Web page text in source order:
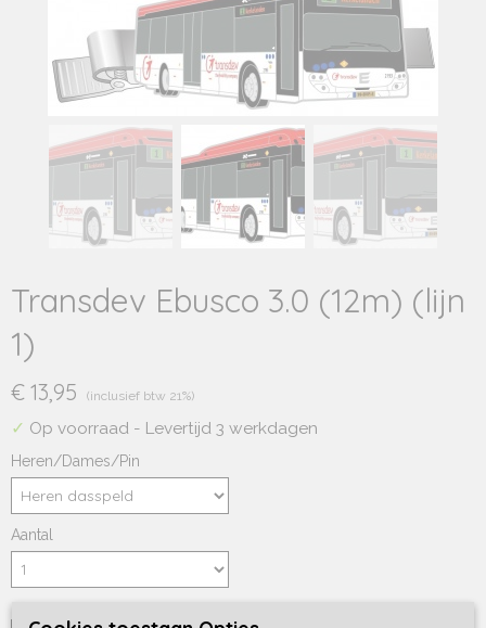
Transdev Ebusco 3.0 (12m) (lijn
1)
€ 13,95 (inclusief btw 21%)
✓ Op voorraad - Levertijd 3 werkdagen
Heren/Dames/Pin
Aantal